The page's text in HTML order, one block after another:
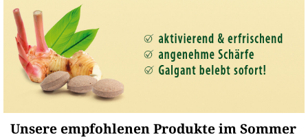
Unsere empfohlenen Produkte im Sommer